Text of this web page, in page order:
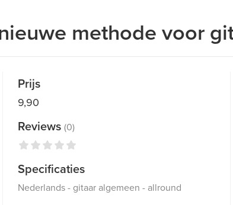
methode voor
Prijs
9,90
Reviews(0)
Specificaties
Nederlands - gitaar algemeen - allround